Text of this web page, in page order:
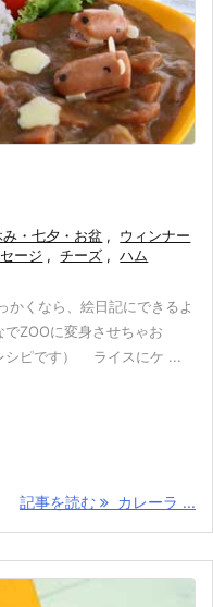
み・七夕・お盆 ,
ウィンナー
ージ , チーズ , ハム
かくなら、絵日記にできるよ
ZOOに変身させちゃお
シピです） ライスにケ ...
記事を読む カレーラ ...